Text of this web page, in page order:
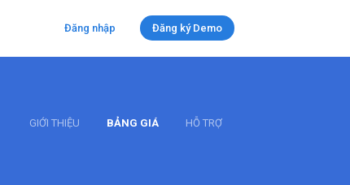
Đăng nhập Đăng ký Demo
GIỚI THIỆU BẢNG GIÁ HỖ TRỢ